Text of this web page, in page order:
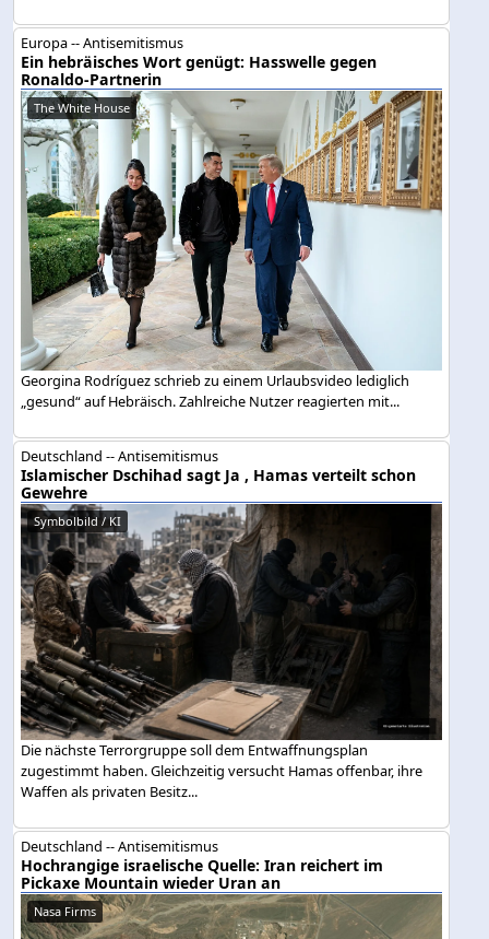
Europa -- Antisemitismus
Ein hebräisches Wort genügt: Hasswelle gegen
Ronaldo-Partnerin
The White House
Georgina Rodríguez schrieb zu einem Urlaubsvideo lediglich
„gesund“ auf Hebräisch. Zahlreiche Nutzer reagierten mit...
Deutschland -- Antisemitismus
Islamischer Dschihad sagt Ja , Hamas verteilt schon
Gewehre
Symbolbild / KI
Die nächste Terrorgruppe soll dem Entwaffnungsplan
zugestimmt haben. Gleichzeitig versucht Hamas offenbar, ihre
Waffen als privaten Besitz...
Deutschland -- Antisemitismus
Hochrangige israelische Quelle: Iran reichert im
Pickaxe Mountain wieder Uran an
Nasa Firms